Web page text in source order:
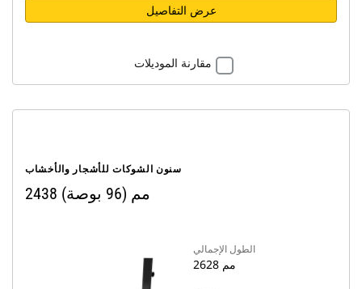
عرض التفاصيل
مقارنة الموديلات
سنون الشوكات للأشجار والأخشاب
2438 مم (96 بوصة)
الطول الإجمالي
2628 مم